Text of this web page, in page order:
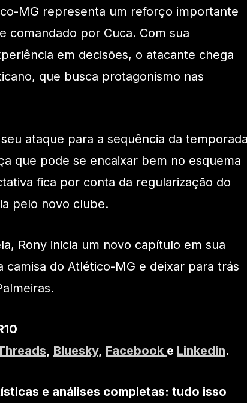
MG representa um reforço importante
comandado por Cuca. Com sua
em decisões, o atacante chega
que busca protagonismo nas
ataque para a sequência da
que pode se encaixar bem no esquema
fica por conta da regularização do
pelo novo clube.
Rony inicia um novo capítulo em sua
do Atlético-MG e deixar para trás
, Bluesky, Facebook e Linkedin.
e análises completas: tudo isso